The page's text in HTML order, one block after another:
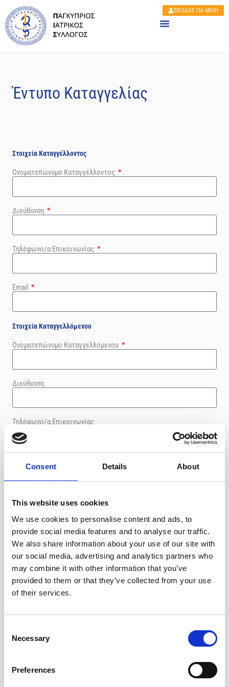
Consent Details About
This website uses cookies
We use cookies to personalise content and ads, to
provide social media features and to analyse our traffic.
We also share information about your use of our site with
our social media, advertising and analytics partners who
may combine it with other information that you’ve
provided to them or that they’ve collected from your use
of their services.
Selection
Necessary
Preferences
ΕΙΣΟΔΟΣ ΓΙΑ ΜΕΛΗ
Έντυπο Καταγγελίας
Στοιχεία Καταγγέλλοντος
Ονοματεπώνυμο Καταγγέλλοντος
Διεύθυνση
Τηλέφωνο/α Επικοινωνίας
Email
Στοιχεία Καταγγελλόμενου
Ονοματεπώνυμο Καταγγελλόμενου
Διεύθυνση
Τηλέφωνο/α Επικοινωνίας
ΚΑΤΑΓΓΕΛΙΑ
Επισύναψη Εγγράφων
(μπορείτε να επιλέξετε μέχρι 3 έγγραφα, με μέγεθος μέχρι 1mb και
σε μορφή PDF)